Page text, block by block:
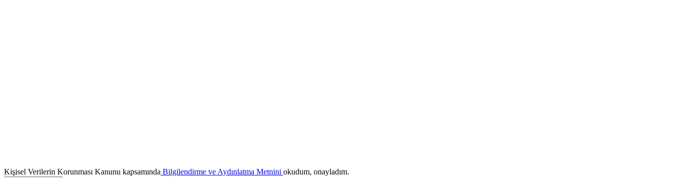
Kişisel Verilerin Korunması Kanunu kapsamında Bilgilendirme ve Aydınlatma Metnini okudum, onayladım.